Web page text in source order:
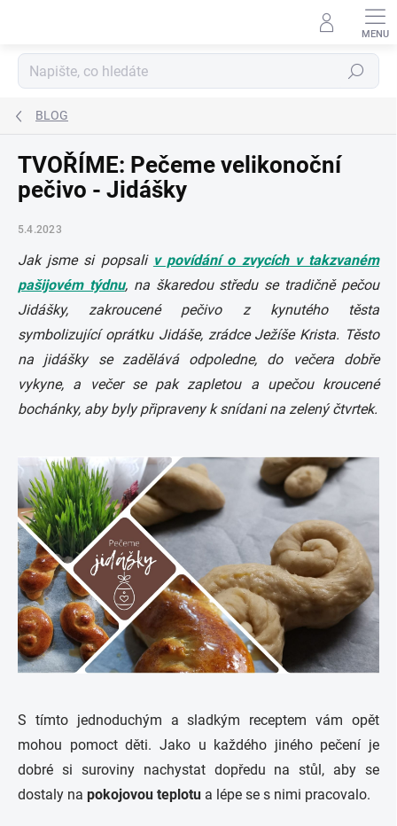
Hledat
BLOG
TVOŘÍME: Pečeme velikonoční
pečivo - Jidášky
5.4.2023
Jak jsme si popsali v povídání o zvycích v takzvaném
pašijovém týdnu, na škaredou středu se tradičně pečou
Jidášky, zakroucené pečivo z kynutého těsta
symbolizující oprátku Jidáše, zrádce Ježíše Krista. Těsto
na jidášky se zadělává odpoledne, do večera dobře
vykyne, a večer se pak zapletou a upečou kroucené
bochánky, aby byly připraveny k snídani na zelený čtvrtek.
S tímto jednoduchým a sladkým receptem vám opět
mohou pomoct děti. Jako u každého jiného pečení je
dobré si suroviny nachystat dopředu na stůl, aby se
dostaly na pokojovou teplotu a lépe se s nimi pracovalo.